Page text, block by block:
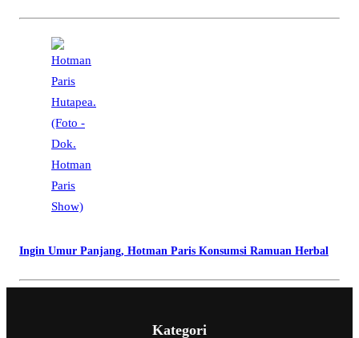
Ingin Umur Panjang, Hotman Paris Konsumsi Ramuan Herbal
Kategori